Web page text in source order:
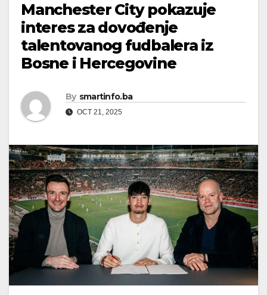
Manchester City pokazuje
interes za dovođenje
talentovanog fudbalera iz
Bosne i Hercegovine
By smartinfo.ba
OCT 21, 2025